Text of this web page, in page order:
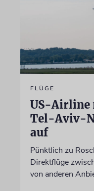
FLÜGE
US-Airline
Tel-Aviv-
auf
Pünktlich zu
Direktflüge
von anderen